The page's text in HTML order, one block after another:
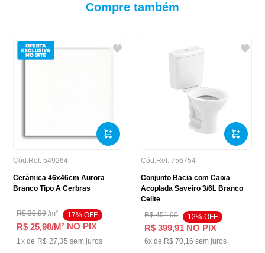
Compre também
Cód.Ref: 549264
Cerâmica 46x46cm Aurora
Branco Tipo A Cerbras
R$ 30,99/m² 17% OFF
R$ 25,98/M² NO PIX
1x de R$ 27,35 sem juros
Cód.Ref: 756754
Conjunto Bacia com Caixa
Acoplada Saveiro 3/6L Branco
Celite
R$ 451,00 12% OFF
R$ 399,91 NO PIX
6x de R$ 70,16 sem juros